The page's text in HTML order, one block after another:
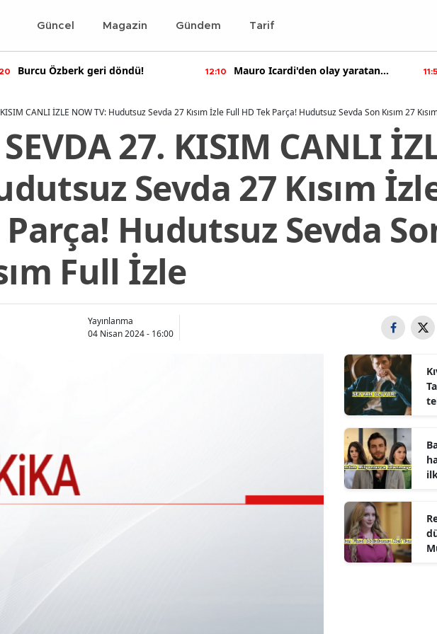
Güncel Magazin Gündem Tarif
Mauro Icardi'den olay yaratan
11:55
Bennu Gerede hakkında
CANLI İZLE NOW TV: Hudutsuz Sevda 27 Kısım İzle Full HD Tek Parça! Hudutsuz Sevda Son Kısım 27
27. KISIM CANLI
Sevda 27 Kısım
Hudutsuz Sevda
Full İzle
Yayınlanma
04 Nisan 2024 - 16:00